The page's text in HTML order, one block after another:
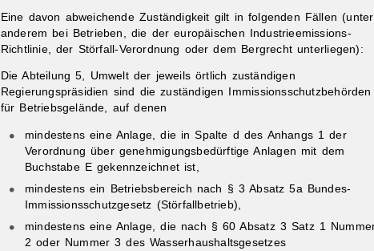
Eine davon abweichende Zuständigkeit gilt in folgenden Fällen (unter
anderem bei Betrieben, die der europäischen Industrieemissions-
Richtlinie, der Störfall-Verordnung oder dem Bergrecht unterliegen):
Die Abteilung 5, Umwelt der jeweils örtlich zuständigen
Regierungspräsidien sind die zuständigen Immissionsschutzbehörden
für Betriebsgelände, auf denen
mindestens eine Anlage, die in Spalte d des Anhangs 1 der
Verordnung über genehmigungsbedürftige Anlagen mit dem
Buchstabe E gekennzeichnet ist,
mindestens ein Betriebsbereich nach § 3 Absatz 5a Bundes-
Immissionsschutzgesetz (Störfallbetrieb),
mindestens eine Anlage, die nach § 60 Absatz 3 Satz 1
2 oder Nummer 3 des Wasserhaushaltsgesetzes